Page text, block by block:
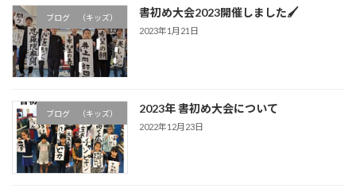
ブログ （キッズ） 書初め大会2023開催しました🖌
2023年1月21日
ブログ （キッズ） 2023年 書初め大会について
2022年12月23日